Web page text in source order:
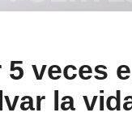
veces
la